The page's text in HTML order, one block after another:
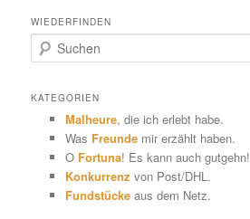
WIEDERFINDEN
u
h
KATEGORIEN
Malheure, die ich erlebt habe.
Was Freundemir erzählt haben.
O Fortuna! Es kann auch gutgehn!
Konkurrenz von Post/DHL.
Fundstückeaus dem Netz.